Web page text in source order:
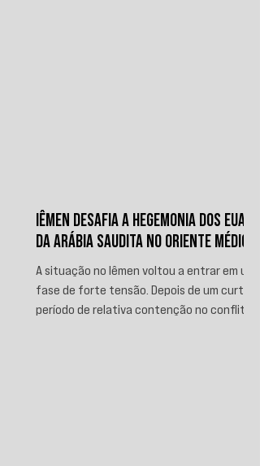
IÊMEN DESAFIA A HEGEMONIA DOS EUA E
DA ARÁBIA SAUDITA NO ORIENTE MÉDIO
A situação no Iêmen voltou a entrar em uma
fase de forte tensão. Depois de um curto
período de relativa contenção no conflito,